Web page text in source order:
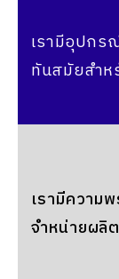
เรามีอุปกร
ทันสมัยสำ
เรามีความ
จำหน่ายผลิ